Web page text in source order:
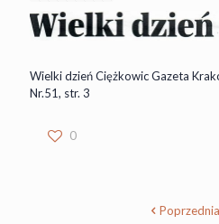
Wielki dzień Ciężkowic Gazeta
Nr.51, str. 3
0